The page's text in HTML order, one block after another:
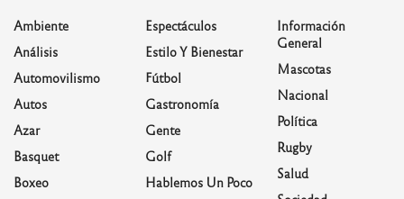
Ambiente
Análisis
Automovilismo
Autos
Azar
Basquet
Boxeo
Espectáculos
Estilo Y Bienestar
Fútbol
Gastronomía
Gente
Golf
Hablemos Un Poco
Información
General
Mascotas
Nacional
Política
Rugby
Salud